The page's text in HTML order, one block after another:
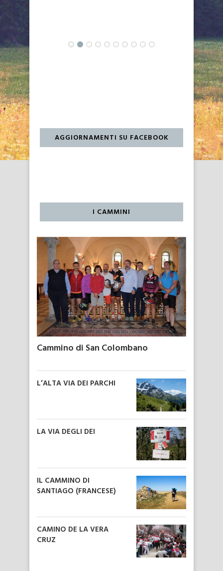
AGGIORNAMENTI SU FACEBOOK
I CAMMINI
Cammino di San Colombano
L’ALTA VIA DEI PARCHI
LA VIA DEGLI DEI
IL CAMMINO DI
SANTIAGO (FRANCESE)
CAMINO DE LA VERA
CRUZ